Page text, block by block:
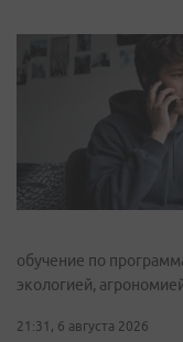
обучение по
экологией,
21:31, 6 августа 2026